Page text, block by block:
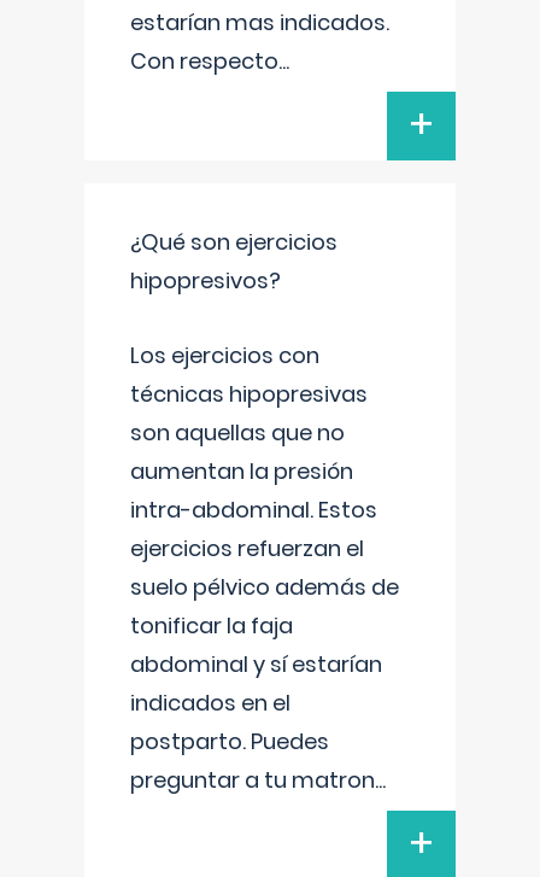
estarían mas indicados.
Con respecto...
+
¿Qué son ejercicios
hipopresivos?
Los ejercicios con
técnicas hipopresivas
son aquellas que no
aumentan la presión
intra-abdominal. Estos
ejercicios refuerzan el
suelo pélvico además de
tonificar la faja
abdominal y sí estarían
indicados en el
postparto. Puedes
preguntar a tu matron...
+